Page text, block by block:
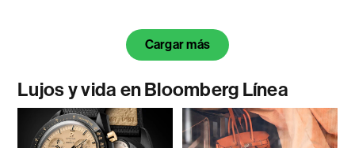
Cargar más
Lujos y vida en Bloomberg Línea